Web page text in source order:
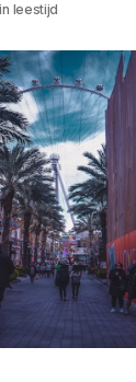
leestijd